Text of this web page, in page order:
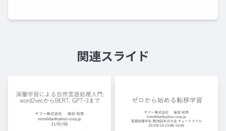
関連スライド